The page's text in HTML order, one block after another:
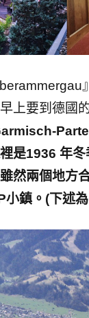
上要到德國
是1936 年
然兩個地方
小鎮。(下述